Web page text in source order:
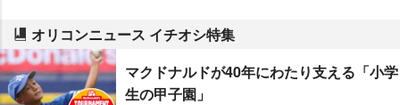
オリコンニュース イチオシ特集
マクドナルドが40年にわたり支える「小学
生の甲子園」